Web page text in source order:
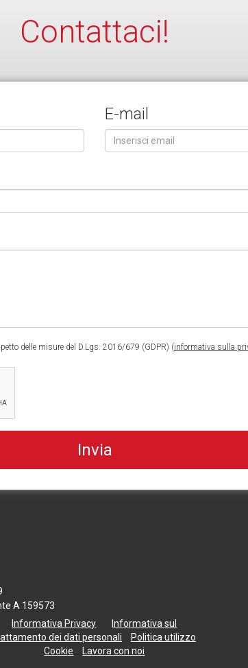
Contattaci!
E-mail
delle misure del D.Lgs. 2016/679 (GDPR) (informativa sulla
A 159573
Informativa Privacy
Informativa sul
dei dati personali
Politica utilizzo
Cookie
Lavora con noi